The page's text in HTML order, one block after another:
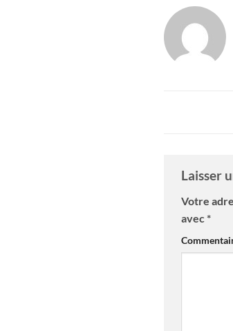
Laisser
Votre
avec*